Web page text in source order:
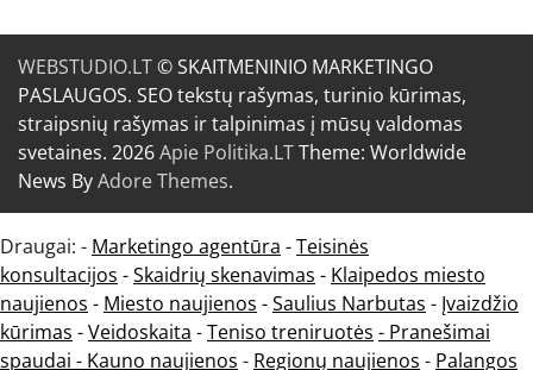
WEBSTUDIO.LT© SKAITMENINIO MARKETINGO
PASLAUGOS. SEO tekstų rašymas, turinio kūrimas,
straipsnių rašymas ir talpinimas į mūsų valdomas
svetaines. 2026Apie Politika.LTTheme: Worldwide
News ByAdore Themes.
Draugai: - Marketingo agentūra -Teisinės
konsultacijos -Skaidrių skenavimas - Klaipedos miesto
naujienos - Miesto naujienos -Saulius Narbutas - Įvaizdžio
kūrimas -Veidoskaita -Teniso treniruotės - Pranešimai
spaudai - Kauno naujienos - Regionų naujienos - Palangos